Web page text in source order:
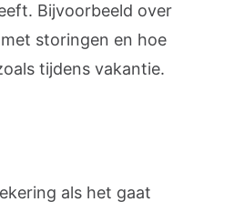
Bijvoorbeeld over
storingen en hoe
tijdens vakantie.
als het gaat